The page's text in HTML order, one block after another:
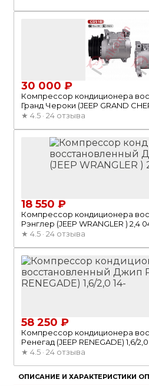
30 000 ₽
Компрессор кондиционера
Гранд Чероки (JEEP GRAND
★ 4.5 · 24 отзыва
18 550 ₽
Компрессор кондиционера
Рэнглер (JEEP WRANGLER ) 2,4
★ 4.5 · 24 отзыва
58 250 ₽
Компрессор кондиционера
Ренегад (JEEP RENEGADE) 1,6/2,0
★ 4.5 · 24 отзыва
ОПИСАНИЕ И ХАРАКТЕРИСТИКИ